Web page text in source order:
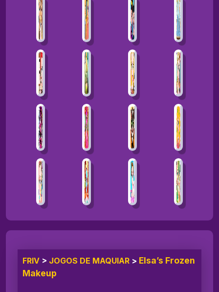
FRIV > JOGOS DE MAQUIAR > Elsa’s Frozen
Makeup